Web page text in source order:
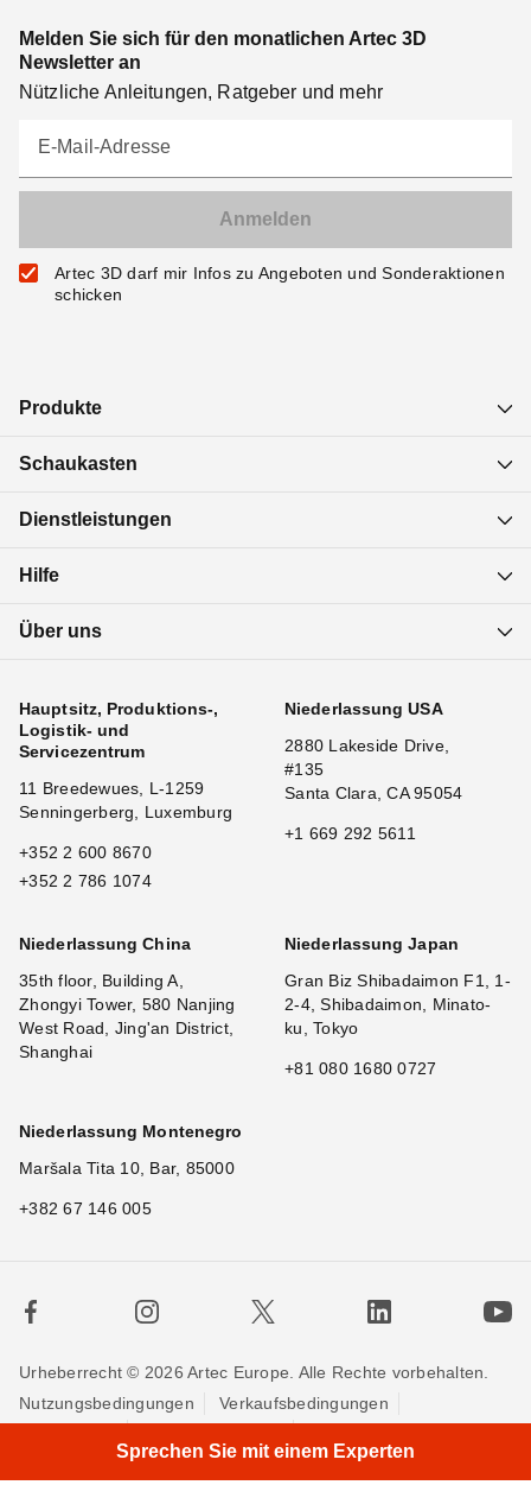
Hi! What
×
Melden Sie sich für den monatlichen Artec 3D
Newsletter an
Nützliche Anleitungen, Ratgeber und mehr
E-Mail-Adresse
Artec 3D darf mir Infos zu Angeboten und Sonderaktionen
schicken
Produkte
Schaukasten
Dienstleistungen
Hilfe
Über uns
Hauptsitz, Produktions-,
Logistik- und
Servicezentrum
11 Breedewues, L-1259
Senningerberg, Luxemburg
+352 2 600 8670
+352 2 786 1074
Niederlassung USA
2880 Lakeside Drive,
#135
Santa Clara, CA 95054
+1 669 292 5611
Niederlassung China
35th floor, Building A,
Zhongyi Tower, 580 Nanjing
West Road, Jing'an District,
Shanghai
Niederlassung Japan
Gran Biz Shibadaimon F1, 1-
2-4, Shibadaimon, Minato-
ku, Tokyo
+81 080 1680 0727
Niederlassung Montenegro
Maršala Tita 10, Bar, 85000
+382 67 146 005
Urheberrecht © 2026 Artec Europe. Alle Rechte vorbehalten.
Nutzungsbedingungen
Verkaufsbedingungen
Sprechen Sie mit einem Experten